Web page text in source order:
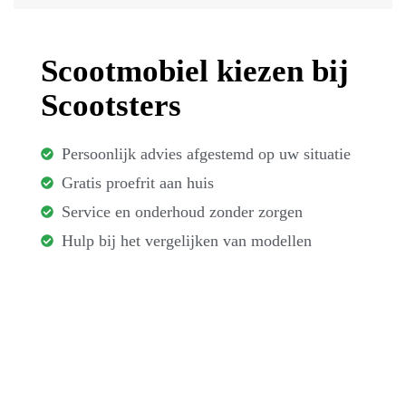
Scootmobiel kiezen bij
Scootsters
Persoonlijk advies afgestemd op uw situatie
Gratis proefrit aan huis
Service en onderhoud zonder zorgen
Hulp bij het vergelijken van modellen